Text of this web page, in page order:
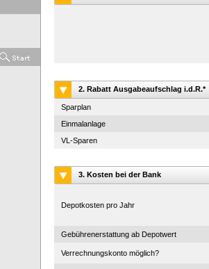
2. Rabatt Ausgabeaufschlag i.d.R.*
Sparplan
Einmalanlage
VL-Sparen
3. Kosten bei der Bank
Depotkosten pro Jahr
Gebührenerstattung ab Depotwert
Verrechnungskonto möglich?